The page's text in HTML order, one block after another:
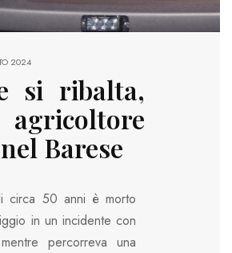
2024
si ribalta,
Barese
circa 50 anni è morto
in un incidente con
percorreva una